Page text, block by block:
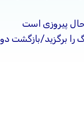
حال پیروزی است
را برگزید/بازگشت دو